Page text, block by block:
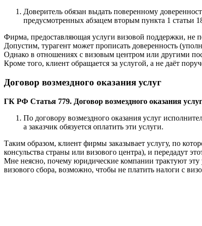
Доверитель обязан выдать поверенному
предусмотренных абзацем вторым пункта 1 статьи
Фирма, предоставляющая услуги визовой поддержки, не
Допустим, турагент может прописать доверенность
Однако в отношениях с визовым центром или другими
Кроме того, клиент обращается за услугой, а не даёт
Договор возмездного оказания услуг
ГК РФ Статья 779. Договор возмездного оказания услуг
По договору возмездного оказания услуг
а заказчик обязуется оплатить эти услуги.
Таким образом, клиент фирмы заказывает услугу, по
консульства страны или визового центра), и передадут
Мне неясно, почему юридические компании трактуют эту
визового сбора, возможно, чтобы не платить налоги с